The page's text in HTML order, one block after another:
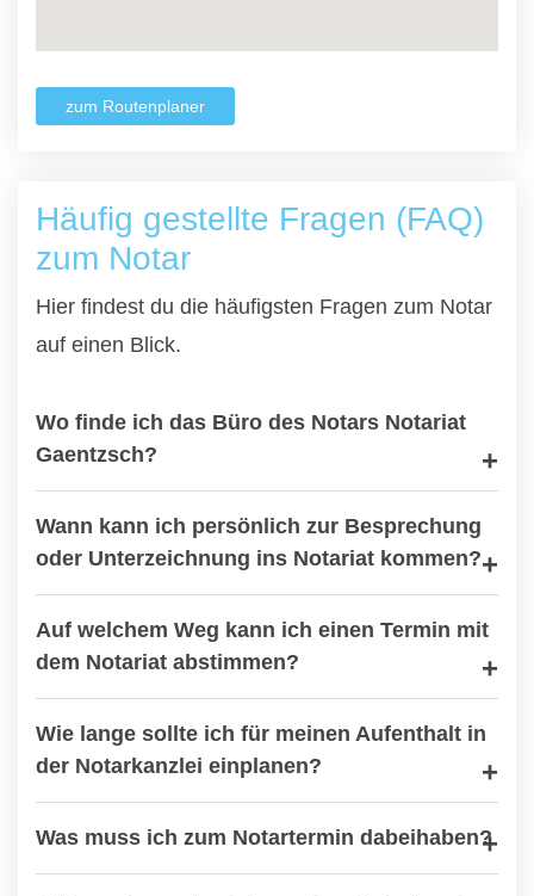
zum Routenplaner
Häufig gestellte Fragen (FAQ)
zum Notar
Hier findest du die häufigsten Fragen zum Notar
auf einen Blick.
Wo finde ich das Büro des Notars Notariat
Gaentzsch?
Wann kann ich persönlich zur Besprechung
oder Unterzeichnung ins Notariat kommen?
Auf welchem Weg kann ich einen Termin mit
dem Notariat abstimmen?
Wie lange sollte ich für meinen Aufenthalt in
der Notarkanzlei einplanen?
Was muss ich zum Notartermin dabeihaben?